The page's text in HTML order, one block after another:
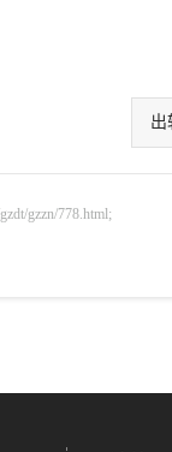
gzzn/778.html;